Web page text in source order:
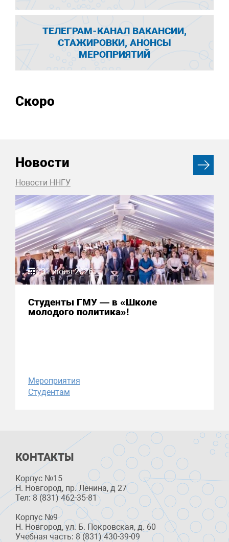
ТЕЛЕГРАМ-КАНАЛ ВАКАНСИИ,
СТАЖИРОВКИ, АНОНСЫ
МЕРОПРИЯТИЙ
Скоро
Новости
Новости ННГУ
31 июля 2026
Студенты ГМУ — в «Школе
молодого политика»!
Мероприятия
Студентам
КОНТАКТЫ
Корпус №15
Н. Новгород, пр. Ленина, д 27
Тел: 8 (831) 462-35-81
Корпус №9
Н. Новгород, ул. Б. Покровская, д. 60
Учебная часть: 8 (831) 430-39-09